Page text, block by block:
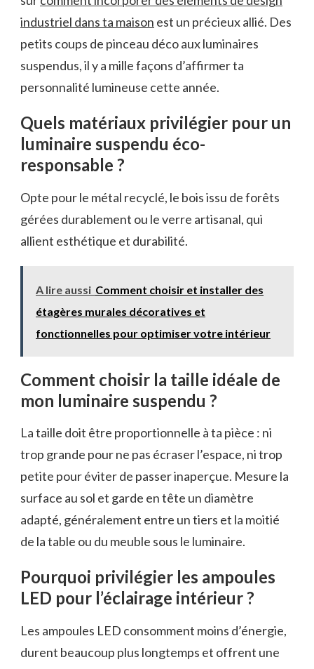
industriel dans ta maison est un précieux allié. Des
petits coups de pinceau déco aux luminaires
suspendus, il y a mille façons d’affirmer ta
personnalité lumineuse cette année.
Quels matériaux privilégier pour un
luminaire suspendu éco-
responsable ?
Opte pour le métal recyclé, le bois issu de forêts
gérées durablement ou le verre artisanal, qui
allient esthétique et durabilité.
A lire aussi Comment choisir et installer des
étagères murales décoratives et
fonctionnelles pour optimiser votre intérieur
Comment choisir la taille idéale de
mon luminaire suspendu ?
La taille doit être proportionnelle à ta pièce : ni
trop grande pour ne pas écraser l’espace, ni trop
petite pour éviter de passer inaperçue. Mesure la
surface au sol et garde en tête un diamètre
adapté, généralement entre un tiers et la moitié
de la table ou du meuble sous le luminaire.
Pourquoi privilégier les ampoules
LED pour l’éclairage intérieur ?
Les ampoules LED consomment moins d’énergie,
durent beaucoup plus longtemps et offrent une